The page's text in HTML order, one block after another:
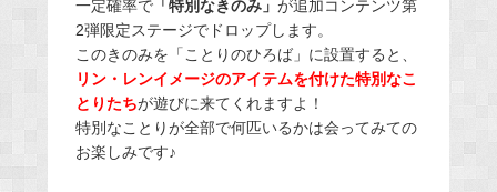
一定確率で「特別なきのみ」 が追加コンテンツ第
2弾限定ステージでドロップします。
このきのみを「ことりのひろば」に設置すると、
リン・レンイメージのアイテムを付けた特別なこ
とりたちが遊びに来てくれますよ！
特別なことりが全部で何匹いるかは会ってみての
お楽しみです♪